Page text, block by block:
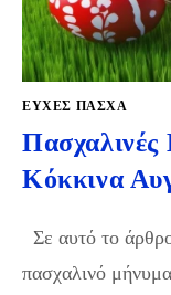
ΕΥΧΈΣ ΠΆΣΧΑ
Πασχαλινές
Κόκκινα
Σε αυτό το
πασχαλινό